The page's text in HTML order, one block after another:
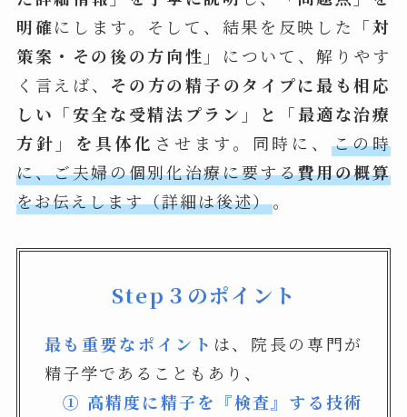
明確にします。そして、結果を反映した 「対
策案・その後の方向性」 について、解りやす
く言えば、 その方の精子のタイプに最も相応
しい「安全な受精法プラン」と「最適な治療
方針」を具体化 させます。同時に、 この時
に、ご夫婦の個別化治療に要する費用の概算
をお伝えします（詳細は後述）。
Step３のポイント
最も重要なポイント は、院長の専門が
精子学であることもあり、
① 高精度に精子を『検査 』 する技術